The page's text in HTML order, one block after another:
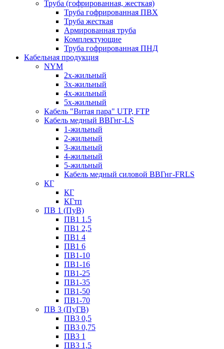
Труба (гофрированная, жесткая)
Труба гофрированная ПВХ
Труба жесткая
Армированная труба
Комплектующие
Труба гофрированная ПНД
Кабельная продукция
NYM
2х-жильный
3х-жильный
4х-жильный
5х-жильный
Кабель "Витая пара" UTP, FTP
Кабель медный ВВГнг-LS
1-жильный
2-жильный
3-жильный
4-жильный
5-жильный
Кабель медный силовой ВВГнг-FRLS
КГ
КГ
КГтп
ПВ 1 (ПуВ)
ПВ1 1.5
ПВ1 2,5
ПВ1 4
ПВ1 6
ПВ1-10
ПВ1-16
ПВ1-25
ПВ1-35
ПВ1-50
ПВ1-70
ПВ 3 (ПуГВ)
ПВ3 0,5
ПВ3 0,75
ПВ3 1
ПВ3 1,5